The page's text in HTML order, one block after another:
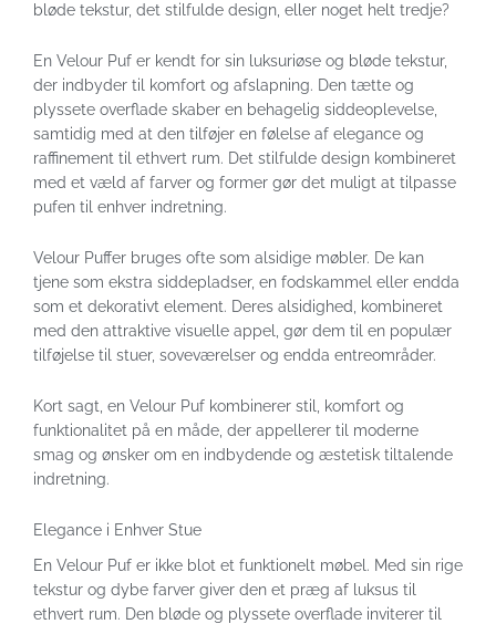
bløde tekstur, det stilfulde design, eller noget helt tredje?
En Velour Puf er kendt for sin luksuriøse og bløde tekstur,
der indbyder til komfort og afslapning. Den tætte og
plyssete overflade skaber en behagelig siddeoplevelse,
samtidig med at den tilføjer en følelse af elegance og
raffinement til ethvert rum. Det stilfulde design kombineret
med et væld af farver og former gør det muligt at tilpasse
pufen til enhver indretning.
Velour Puffer bruges ofte som alsidige møbler. De kan
tjene som ekstra siddepladser, en fodskammel eller endda
som et dekorativt element. Deres alsidighed, kombineret
med den attraktive visuelle appel, gør dem til en populær
tilføjelse til stuer, soveværelser og endda entreområder.
Kort sagt, en Velour Puf kombinerer stil, komfort og
funktionalitet på en måde, der appellerer til moderne
smag og ønsker om en indbydende og æstetisk tiltalende
indretning.
Elegance i Enhver Stue
En Velour Puf er ikke blot et funktionelt møbel. Med sin rige
tekstur og dybe farver giver den et præg af luksus til
ethvert rum. Den bløde og plyssete overflade inviterer til